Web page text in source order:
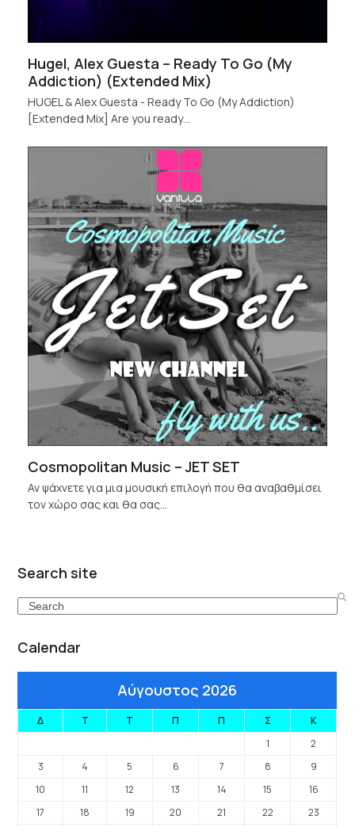
Hugel, Alex Guesta – Ready To Go (My
Addiction) (Extended Mix)
HUGEL & Alex Guesta - Ready To Go (My Addiction)
[Extended Mix] Are you ready…
Cosmopolitan Music – JET SET
Αν ψάχνετε για μια μουσική επιλογή που θα αναβαθμίσει
τον χώρο σας και θα σας…
Search site
Search
Calendar
Αύγουστος 2026
Δ Τ Τ Π Π Σ
Κ
1
2
3
4 5 6 7 8
9
10
11 12 13 14 15
16
17
18 19 20 21 22
23